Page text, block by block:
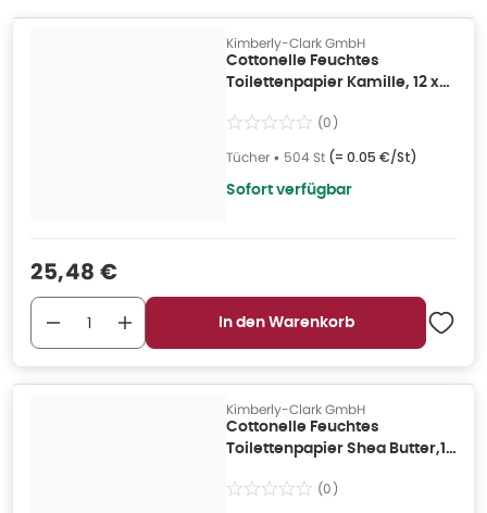
Kimberly-Clark GmbH
Cottonelle Feuchtes
Toilettenpapier Kamille, 12 x
(0)
Tücher • 504 St (= 0.05 €/St)
Sofort verfügbar
Verkaufspreis
25,48 €
In den Warenkorb
Kimberly-Clark GmbH
Cottonelle Feuchtes
Toilettenpapier Shea Butter,12
(0)